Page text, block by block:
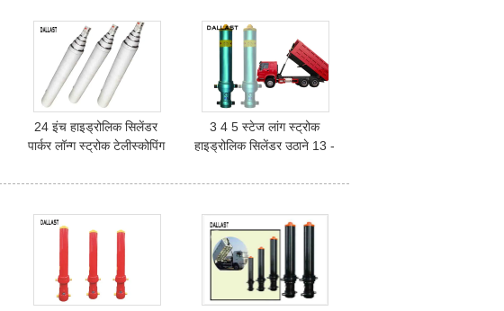
24 इंच हाइड्रोलिक सिलेंडर
पार्कर लॉन्ग स्ट्रोक टेलीस्कोपिंग
3 4 5 स्टेज लांग स्ट्रोक
हाइड्रोलिक सिलेंडर उठाने 13 -